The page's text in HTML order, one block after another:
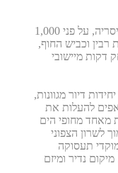
השכונה מוקמת כעת בין אור עקיבא לקיסריה, על פני 1,000
וכביש החוף,
דקות מיישובי
בסיום הפרויקט תכלול אור ים כ- 3,480 יחידות דיור מגוונות,
להעלות את
מאחד מחופי הים
לשרון הצפוני
תעסוקה
נדיר ומיזם